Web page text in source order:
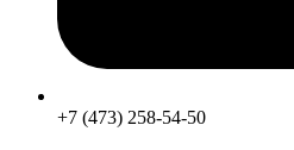
+7 (473) 258-54-50